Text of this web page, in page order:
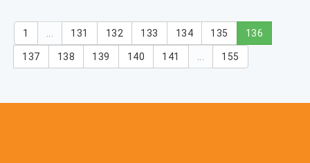
1 131 132 133 134 135 136
137 138 139 140 141 155